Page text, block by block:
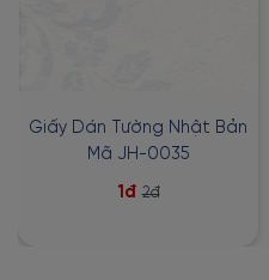
Giấy Dán Tường Nhật Bản
Mã JH-0035
1đ 2đ